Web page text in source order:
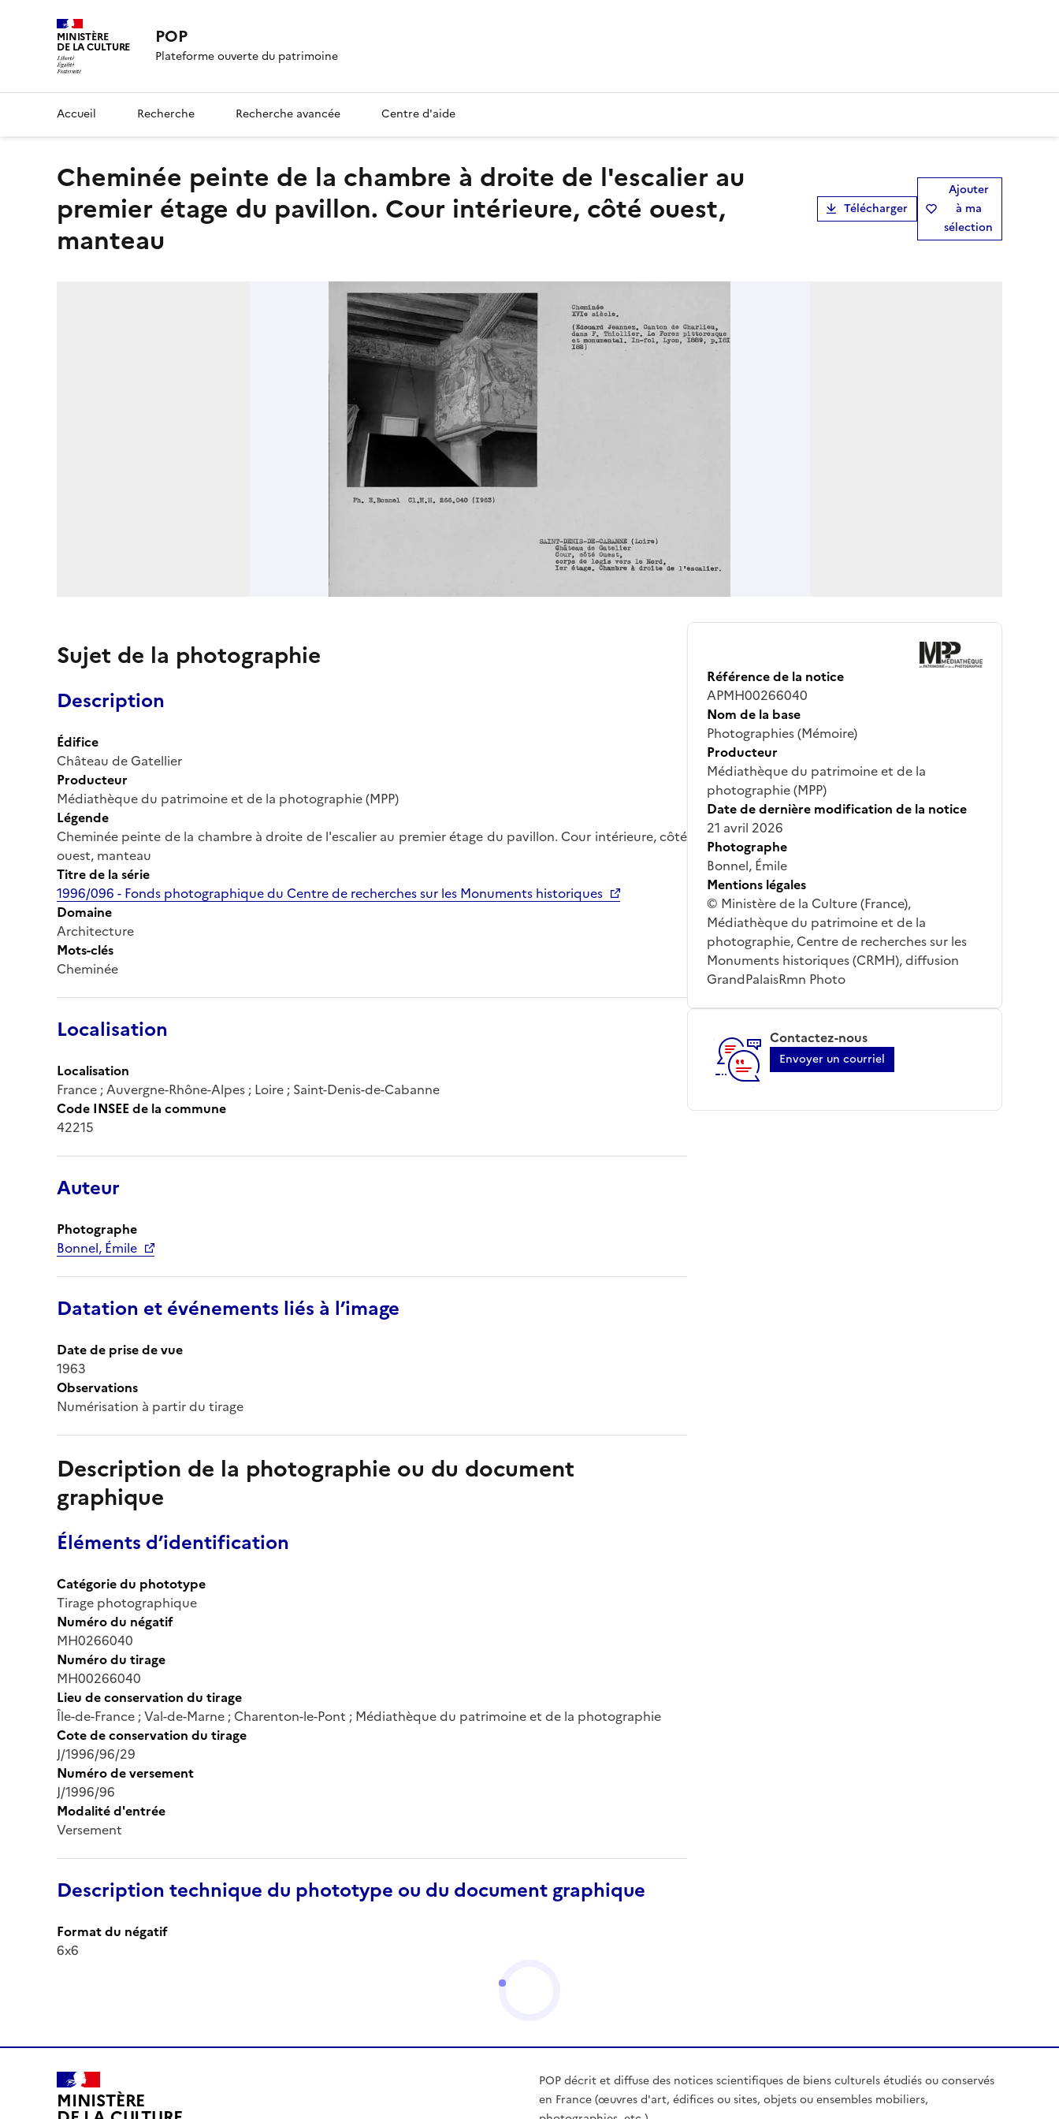
MINISTÈRE
DE LA CULTURE POP
Plateforme ouverte du patrimoine
Accueil Recherche Recherche avancée Centre d'aide
Cheminée peinte de la chambre à droite de l'escalier au
premier étage du pavillon. Cour intérieure, côté ouest,
manteau
Télécharger
Ajouter
à ma
sélection
Sujet de la photographie
Description
Édifice
Château de Gatellier
Producteur
Médiathèque du patrimoine et de la photographie (MPP)
Légende
Cheminée peinte de la chambre à droite de l'escalier au premier étage du pavillon. Cour intérieure, côté
ouest, manteau
Titre de la série
1996/096 - Fonds photographique du Centre de recherches sur les Monuments historiques
Domaine
Architecture
Mots-clés
Cheminée
Localisation
Localisation
France ; Auvergne-Rhône-Alpes ; Loire ; Saint-Denis-de-Cabanne
Code INSEE de la commune
42215
Auteur
Photographe
Bonnel, Émile
Datation et événements liés à l’image
Date de prise de vue
1963
Observations
Numérisation à partir du tirage
Description de la photographie ou du document
graphique
Éléments d’identification
Catégorie du phototype
Tirage photographique
Numéro du négatif
MH0266040
Numéro du tirage
MH00266040
Lieu de conservation du tirage
Île-de-France ; Val-de-Marne ; Charenton-le-Pont ; Médiathèque du patrimoine et de la photographie
Cote de conservation du tirage
J/1996/96/29
Numéro de versement
J/1996/96
Modalité d'entrée
Versement
Description technique du phototype ou du document graphique
Format du négatif
6x6
Référence de la notice
APMH00266040
Nom de la base
Photographies (Mémoire)
Producteur
Médiathèque du patrimoine et de la
photographie (MPP)
Date de dernière modification de la notice
21 avril 2026
Photographe
Bonnel, Émile
Mentions légales
© Ministère de la Culture (France),
Médiathèque du patrimoine et de la
photographie, Centre de recherches sur les
Monuments historiques (CRMH), diffusion
GrandPalaisRmn Photo
Contactez-nous
Envoyer un courriel
MINISTÈRE
POP décrit et diffuse des notices scientifiques de biens culturels étudiés ou conservés
en France (œuvres d'art, édifices ou sites, objets ou ensembles mobiliers,